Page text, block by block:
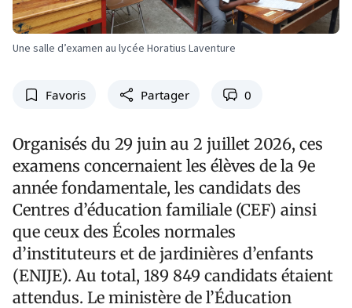
Une salle d’examen au lycée Horatius Laventure
Favoris Partager 0
Organisés du 29 juin au 2 juillet 2026, ces
examens concernaient les élèves de la 9e
année fondamentale, les candidats des
Centres d’éducation familiale (CEF) ainsi
que ceux des Écoles normales
d’instituteurs et de jardinières d’enfants
(ENIJE). Au total, 189 849 candidats étaient
attendus. Le ministère de l’Éducation